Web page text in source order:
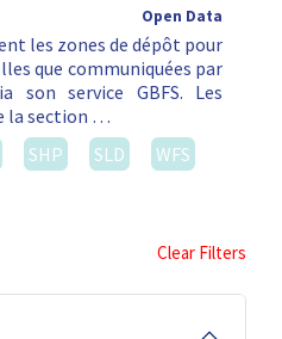
Open Data
les zones de dépôt pour
que communiquées par
son service GBFS. Les
la section …
SHP SLD
WFS
Clear Filters